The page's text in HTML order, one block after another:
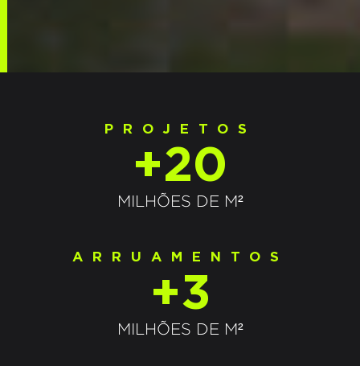
PROJETOS
+20
MILHÕES DE M²
ARRUAMENTOS
+3
MILHÕES DE M²